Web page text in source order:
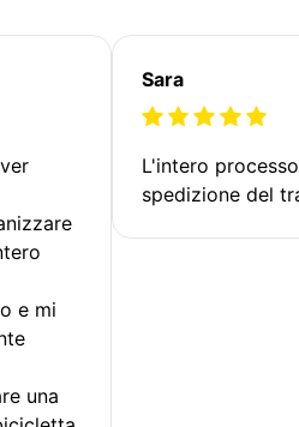
e mi
una
Sara
L'intero
spedizione del